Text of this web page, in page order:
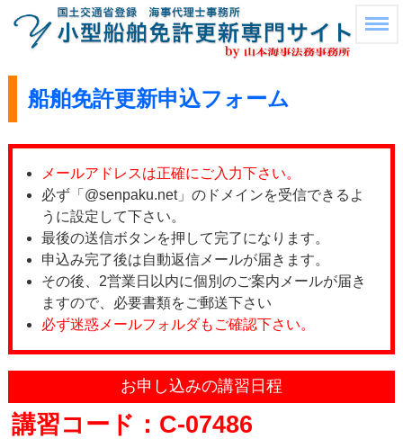
船舶免許更新申込フォーム
メールアドレスは正確にご入力下さい。
必ず「@senpaku.net」のドメインを受信できるよ
うに設定して下さい。
最後の送信ボタンを押して完了になります。
申込み完了後は自動返信メールが届きます。
その後、2営業日以内に個別のご案内メールが届き
ますので、必要書類をご郵送下さい
必ず迷惑メールフォルダもご確認下さい。
お申し込みの講習日程
講習コード：C-07486